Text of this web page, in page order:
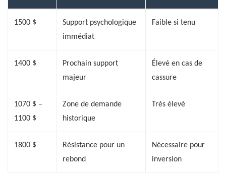
1500 $
Support psychologique
immédiat
Faible si tenu
1400 $
Prochain support
majeur
Élevé en cas de
cassure
1070 $ –
1100 $
Zone de demande
historique
Très élevé
1800 $
Résistance pour un
rebond
Nécessaire pour
inversion